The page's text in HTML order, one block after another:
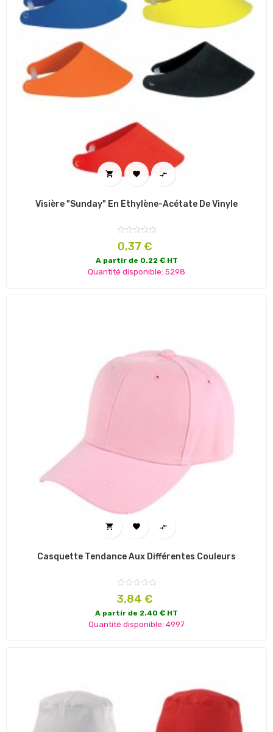
  
Visière "Sunday" En Éthylène-Acétate De Vinyle
Prix
0,37 €
A partir de 0.22 € HT
Quantité disponible: 5298
  
Casquette Tendance Aux Différentes Couleurs
Prix
3,84 €
A partir de 2.40 € HT
Quantité disponible: 4997